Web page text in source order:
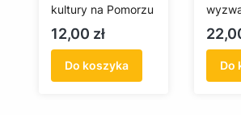
kultury na Pomorzu
Cena
12,00 zł
Do koszyka
/
Do